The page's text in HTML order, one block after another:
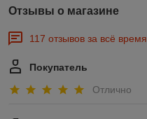
Отзывы о магазине
117 отзывов за всё время
Покупатель
Отлично